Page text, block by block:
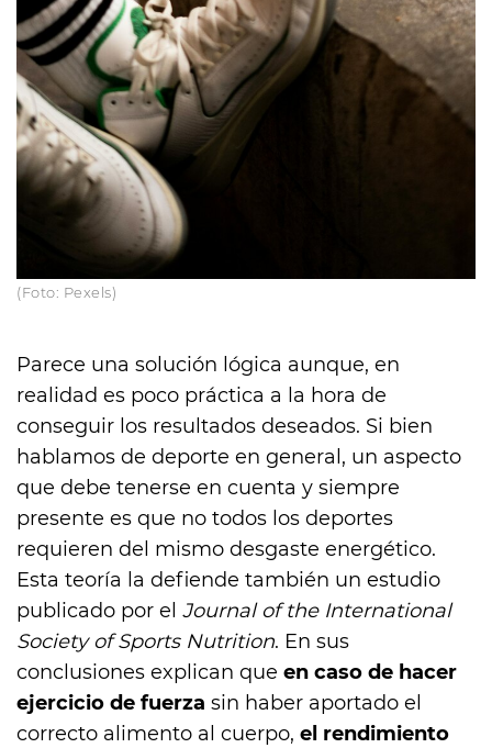
(Foto: Pexels)
Parece una solución lógica aunque, en
realidad es poco práctica a la hora de
conseguir los resultados deseados. Si bien
hablamos de deporte en general, un aspecto
que debe tenerse en cuenta y siempre
presente es que no todos los deportes
requieren del mismo desgaste energético.
Esta teoría la defiende también un estudio
publicado por el Journal of the International
Society of Sports Nutrition. En sus
conclusiones explican que en caso de hacer
ejercicio de fuerza sin haber aportado el
correcto alimento al cuerpo, el rendimiento